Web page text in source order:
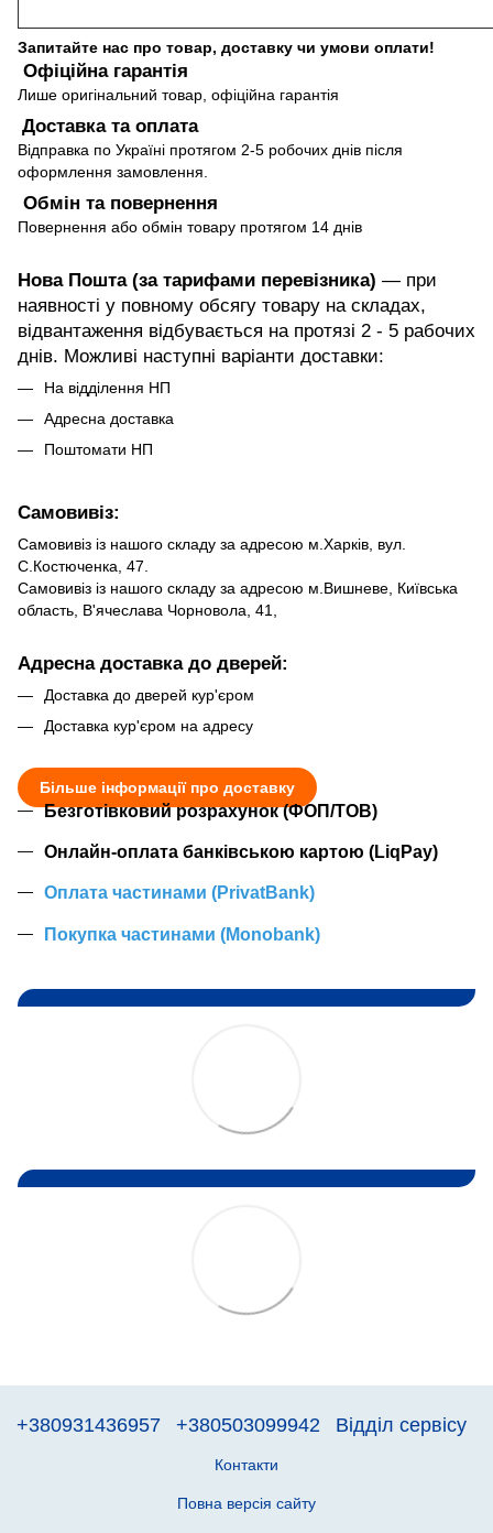
Запитайте нас про товар, доставку чи умови оплати!
Офіційна гарантія
Лише оригінальний товар, офіційна гарантія
Доставка та оплата
Відправка по Україні протягом 2-5 робочих днів після
оформлення замовлення.
Обмін та повернення
Повернення або обмін товару протягом 14 днів
Нова Пошта (за тарифами перевізника) — при
наявності у повному обсягу товару на складах,
відвантаження відбувається на протязі 2 - 5 рабочих
днів. Можливі наступні варіанти доставки:
На відділення НП
Адресна доставка
Поштомати НП
Самовивіз:
Самовивіз із нашого складу за адресою м.Харків, вул.
С.Костюченка, 47.
Самовивіз із нашого складу за адресою м.Вишневе, Київська
область, В'ячеслава Чорновола, 41,
Адресна доставка до дверей:
Доставка до дверей кур'єром
Доставка кур'єром на адресу
Більше інформації про доставку
Безготівковий розрахунок (ФОП/ТОВ)
Онлайн-оплата банківською картою (LiqPay)
Оплата частинами (PrivatBank)
Покупка частинами (Monobank)
+380931436957 +380503099942 Відділ сервісу
Контакти
Повна версія сайту